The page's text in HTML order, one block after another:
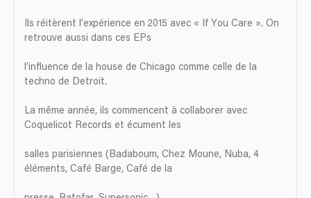
Ils réitèrent l’expérience en 2015 avec « If You Care ». On
retrouve aussi dans ces EPs
l’influence de la house de Chicago comme celle de la
techno de Detroit.
La même année, ils commencent à collaborer avec
Coquelicot Records et écument les
salles parisiennes (Badaboum, Chez Moune, Nuba, 4
éléments, Café Barge, Café de la